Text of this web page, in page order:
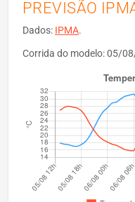
PREVISÃO
Dados: IPMA.
Corrida do modelo: 05/